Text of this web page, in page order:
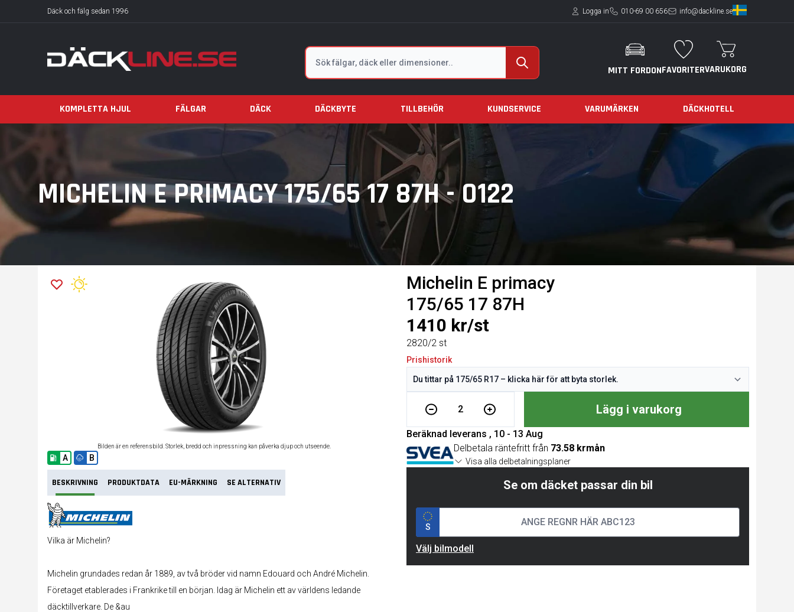
Däck och fälg sedan 1996 Logga in 010-69 00 656 info@dackline.se
Sök
MITT FORDONFAVORITERVARUKORG
KOMPLETTA HJUL FÄLGAR DÄCK DÄCKBYTE TILLBEHÖR KUNDSERVICE VARUMÄRKEN DÄCKHOTELL
MICHELIN E PRIMACY 175/65 17 87H - 0122
Michelin E primacy
175/65 17 87H
1410 kr/st
2820/2 st
Prishistorik
2 Lägg i varukorg
Beräknad leverans , 10 - 13 Aug
Delbetala räntefritt från 73.58 krmån
Visa alla delbetalningsplaner
Se om däcket passar din bil
S
Välj bilmodell
Bilden är en referensbild. Storlek, bredd och inpressning kan påverka djup och utseende.
A B
BESKRIVNING PRODUKTDATA EU-MÄRKNING SE ALTERNATIV
Vilka är Michelin?
Michelin grundades redan år 1889, av två bröder vid namn Edouard och André Michelin.
Företaget etablerades i Frankrike till en början. Idag är Michelin ett av världens ledande
däcktillverkare. De &au